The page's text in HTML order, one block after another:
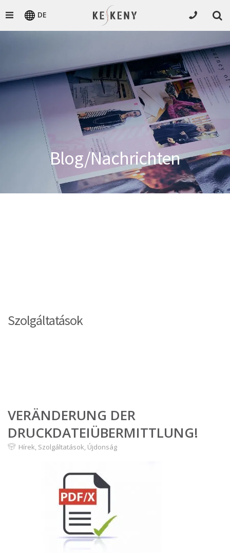
DE
Blog/Nachrichten
Szolgáltatások
VERÄNDERUNG DER
DRUCKDATEIÜBERMITTLUNG!
Hírek, Szolgáltatások, Újdonság